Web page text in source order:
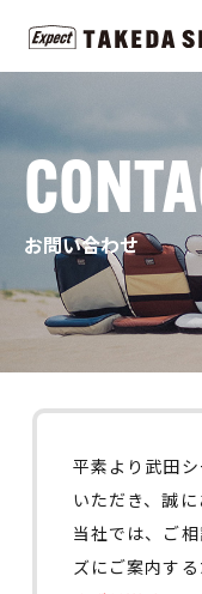
お問い合わせ
平素より武田
いただき、誠に
当社では、ご
ズにご案内する